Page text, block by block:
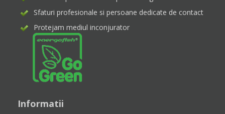
Sfaturi profesionale si persoane dedicate de contact
Protejam mediul inconjurator
Informatii